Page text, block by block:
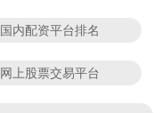
国内配资平台排名
网上股票交易平台